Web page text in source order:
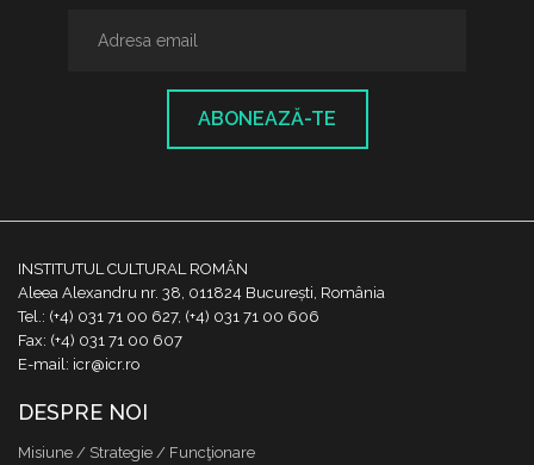
ABONEAZĂ-TE
INSTITUTUL CULTURAL ROMÂN
Aleea Alexandru nr. 38, 011824 București, România
Tel.: (+4) 031 71 00 627, (+4) 031 71 00 606
Fax: (+4) 031 71 00 607
E-mail: icr@icr.ro
DESPRE NOI
Misiune / Strategie / Funcţionare